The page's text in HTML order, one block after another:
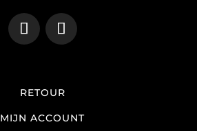
RETOUR
MIJN ACCOUNT